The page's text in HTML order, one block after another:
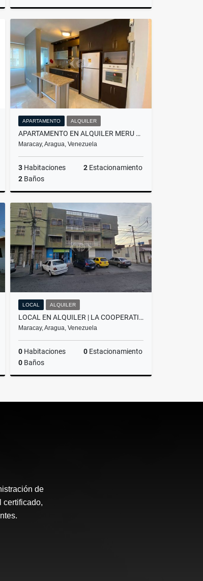
Venta
US$80,000
APARTAMENTO ALQUILER
APARTAMENTO EN ALQUILER MERU PARK LAS DELICIAS
Maracay, Aragua, Venezuela
3 Habitaciones 2 Estacionamiento
2 Baños
Alquiler
US$650
LOCAL ALQUILER
LOCAL EN ALQUILER | LA COOPERATIVA, MARACAY
Maracay, Aragua, Venezuela
0 Habitaciones 0 Estacionamiento
0 Baños
US$650
de
certificado,